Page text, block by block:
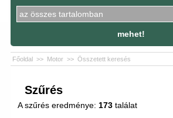
mehet!
Főoldal >> Motor >> Összetett keresés
Szűrés
A szűrés eredménye: 173 találat